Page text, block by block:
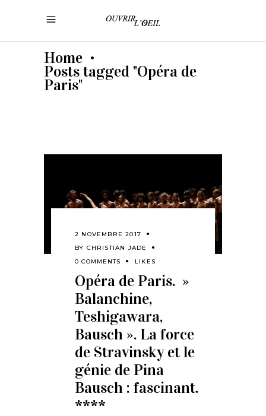
Home •
Posts tagged "Opéra de
Paris"
2 NOVEMBRE 2017
BY CHRISTIAN JADE
0 COMMENTS
LIKES
Opéra de Paris. »
Balanchine,
Teshigawara,
Bausch ». La force
de Stravinsky et le
génie de Pina
Bausch : fascinant.
****